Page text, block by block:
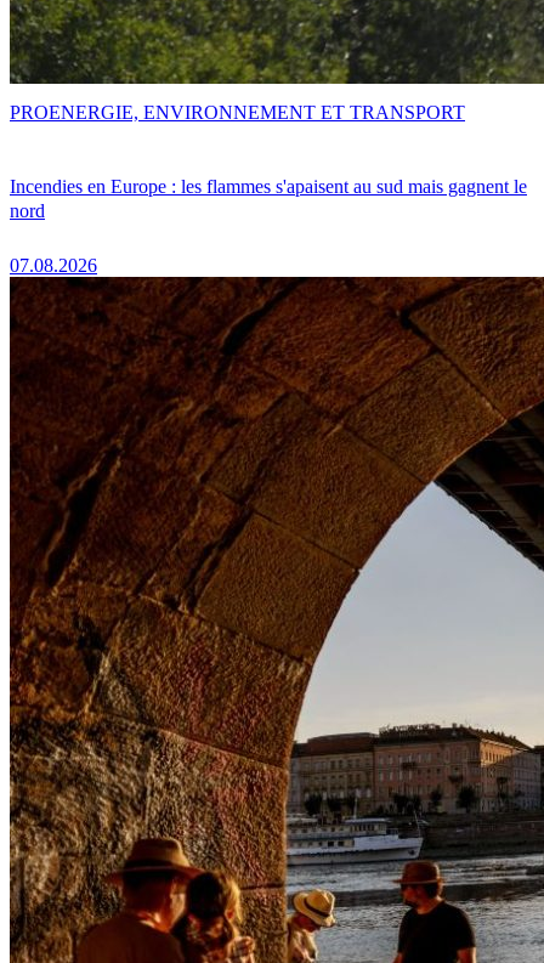
Incendies en Europe : les flammes s'apaisent au sud mais gagnent le
nord
07.08.2026
PROENERGIE, ENVIRONNEMENT ET TRANSPORT